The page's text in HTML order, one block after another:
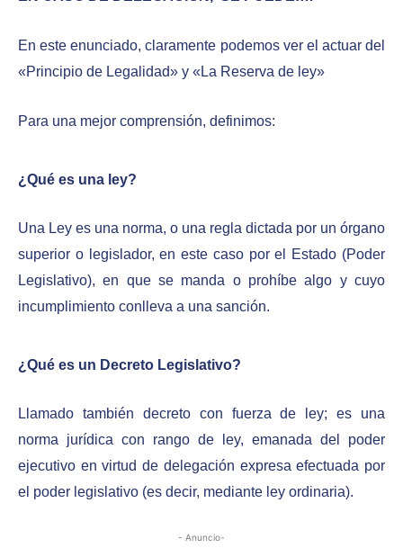
En este enunciado, claramente podemos ver el actuar del
«Principio de Legalidad» y «La Reserva de ley»
Para una mejor comprensión, definimos:
¿Qué es una ley?
Una Ley es una norma, o una regla dictada por un órgano
superior o legislador, en este caso por el Estado (Poder
Legislativo), en que se manda o prohíbe algo y cuyo
incumplimiento conlleva a una sanción.
¿Qué es un Decreto Legislativo?
Llamado también decreto con fuerza de ley; es una
norma jurídica con rango de ley, emanada del poder
ejecutivo en virtud de delegación expresa efectuada por
el poder legislativo (es decir, mediante ley ordinaria).
- Anuncio-